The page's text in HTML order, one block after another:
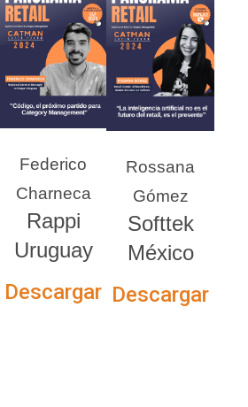
Federico
Charneca
Rappi
Uruguay
Descargar
Rossana
Gómez
Softtek
México
Descargar